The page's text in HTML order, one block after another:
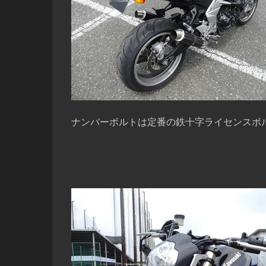
ナンバーボルトは定番の鉄十字ライセンスボ